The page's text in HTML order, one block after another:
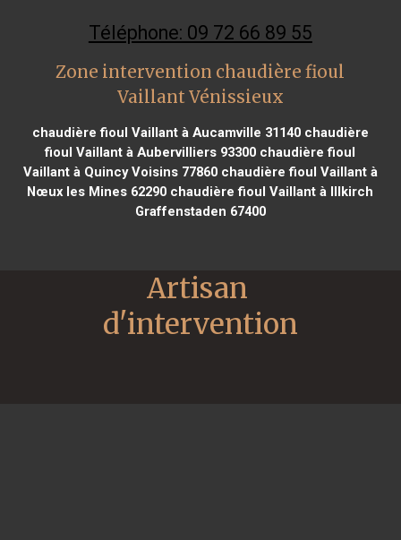
Téléphone: 09 72 66 89 55
Zone intervention chaudière fioul
Vaillant Vénissieux
chaudière fioul Vaillant à Aucamville 31140chaudière
fioul Vaillant à Aubervilliers 93300 chaudière fioul
Vaillant à Quincy Voisins 77860chaudière fioul Vaillant à
Nœux les Mines 62290 chaudière fioul Vaillant à Illkirch
Graffenstaden 67400
Artisan
d'intervention